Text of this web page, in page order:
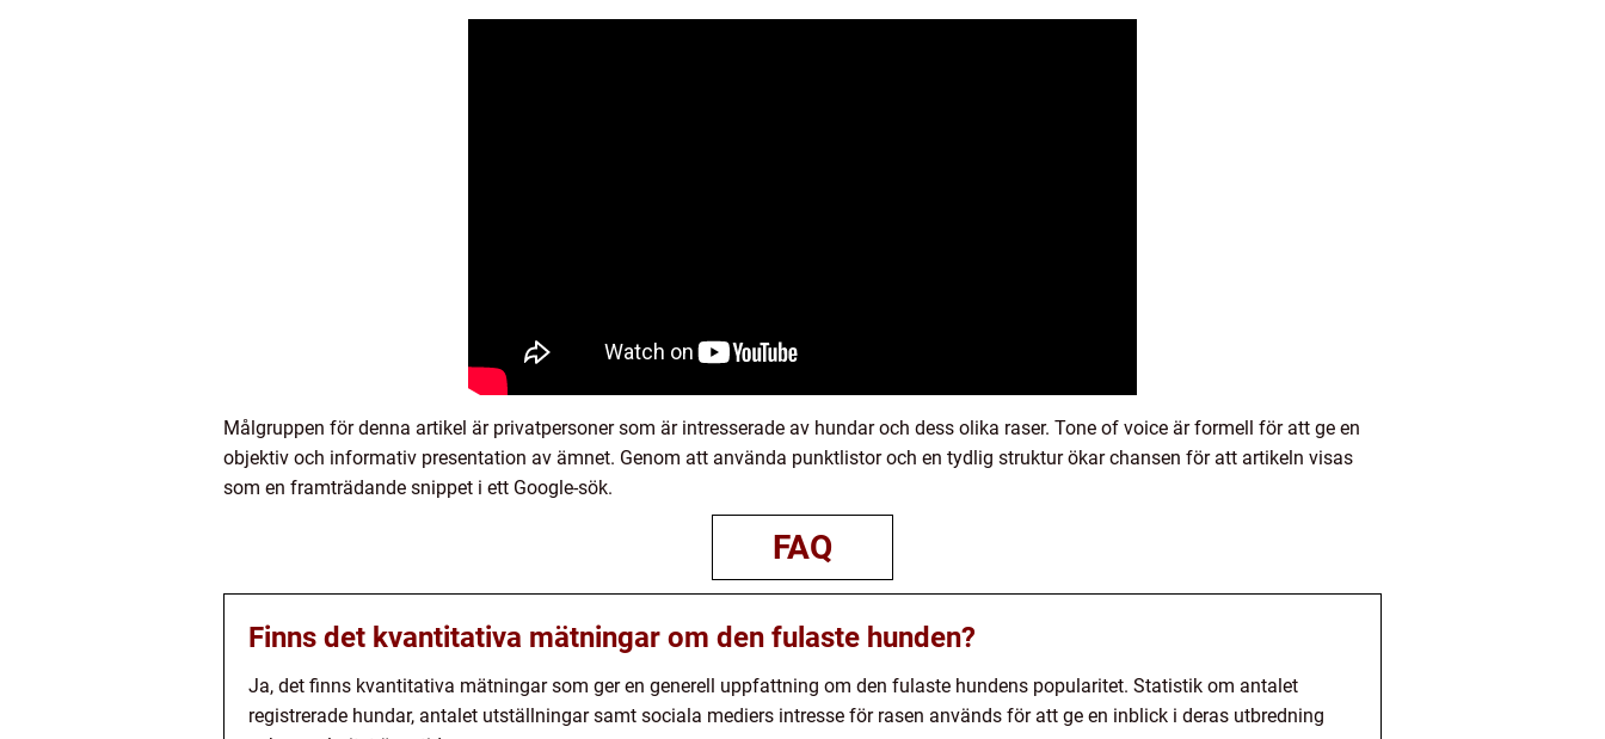
Målgruppen för denna artikel är privatpersoner som är intresserade av hundar och dess olika raser. Tone of voice är formell för att ge en
objektiv och informativ presentation av ämnet. Genom att använda punktlistor och en tydlig struktur ökar chansen för att artikeln visas
som en framträdande snippet i ett Google-sök.
FAQ
Finns det kvantitativa mätningar om den fulaste hunden?
Ja, det finns kvantitativa mätningar som ger en generell uppfattning om den fulaste hundens popularitet. Statistik om antalet
registrerade hundar, antalet utställningar samt sociala mediers intresse för rasen används för att ge en inblick i deras utbredning